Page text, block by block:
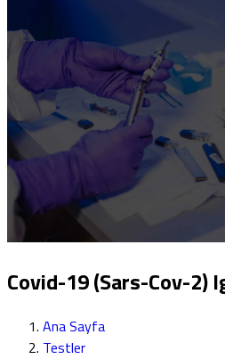
Covid-19 (Sars-Cov-2)
Ana Sayfa
Testler